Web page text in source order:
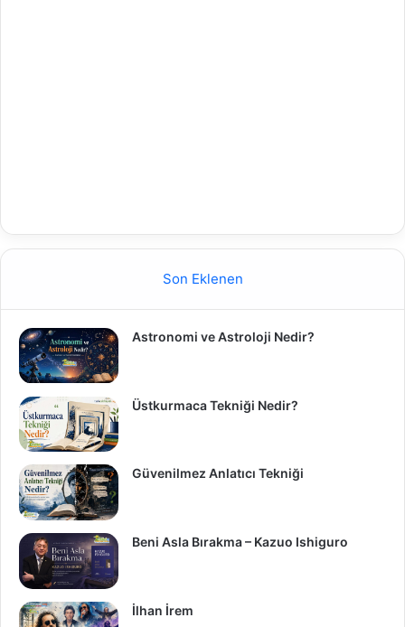
Son Eklenen
Astronomi ve Astroloji Nedir?
Üstkurmaca Tekniği Nedir?
Güvenilmez Anlatıcı Tekniği
Beni Asla Bırakma – Kazuo Ishiguro
İlhan İrem